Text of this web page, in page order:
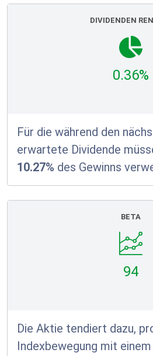
DIVIDENDEN
0.36%
Für die während den
erwartete Dividende
10.27% des Gewinns
BETA
94
Die Aktie tendiert dazu,
Indexbewegung mit